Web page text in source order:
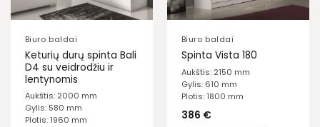
Biuro baldai
Keturių durų spinta Bali
D4 su veidrodžiu ir
lentynomis
Aukštis: 2000 mm
Gylis: 580 mm
Plotis: 1960 mm
Biuro baldai
Spinta Vista 180
Aukštis: 2150 mm
Gylis: 610 mm
Plotis: 1800 mm
386 €